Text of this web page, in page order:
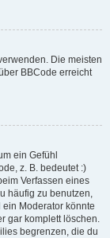
Die meisten
BBCode erreicht
ein Gefühl
z. B. bedeutet :)
Verfassen eines
häufig zu benutzen,
Moderator könnte
gar komplett löschen.
begrenzen, die du